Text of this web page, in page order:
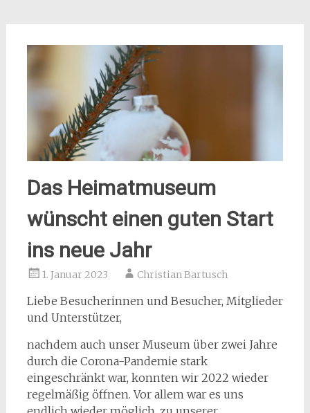
Das Heimatmuseum
wünscht einen guten Start
ins neue Jahr
1. Januar 2023 Christian Bartusch
Liebe Besucherinnen und Besucher, Mitglieder
und Unterstützer,
nachdem auch unser Museum über zwei Jahre
durch die Corona-Pandemie stark
eingeschränkt war, konnten wir 2022 wieder
regelmäßig öffnen. Vor allem war es uns